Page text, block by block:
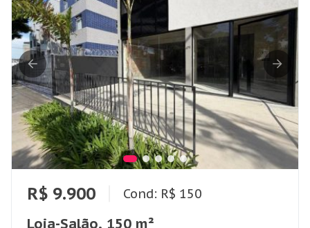
R$ 9.900 Cond: R$ 150
Loja-Salão, 150 m²